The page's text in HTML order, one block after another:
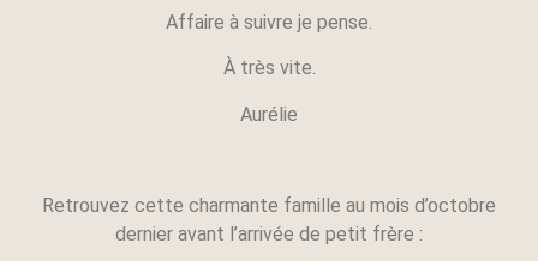
Affaire à suivre je pense.
À très vite.
Aurélie
Retrouvez cette charmante famille au mois d’octobre
dernier avant l’arrivée de petit frère :